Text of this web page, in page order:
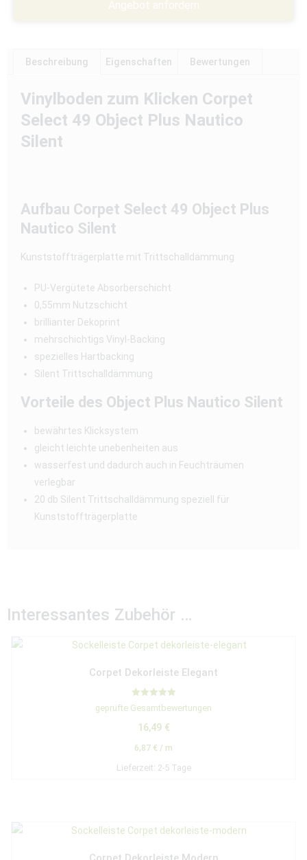
Beschreibung Eigenschaften Bewertungen
Vinylboden zum Klicken Corpet
Select 49 Object Plus Nautico
Silent
Aufbau Corpet Select 49 Object Plus
Nautico Silent
Kunststoffträgerplatte mit Trittschalldämmung
PU-Vergütete Absorberschicht
0,55mm Nutzschicht
brillianter Dekoprint
mehrschichtigs Vinyl-Backing
spezielles Hartbacking
Silent Trittschalldämmung
Vorteile des Object Plus Nautico Silent
bewährtes Klicksystem
gleicht leichte unebenheiten aus
wasserfest und dadurch auch in Feuchträumen
verlegbar
20 db Silent Trittschalldämmung speziell für
Kunststoffträgerplatte
Interessantes Zubehör …
Corpet Dekorleiste Elegant
Bewertet mit
5.00
geprüfte Gesamtbewertungen
16,49 €
6,87 € / m
Lieferzeit: 2-5 Tage